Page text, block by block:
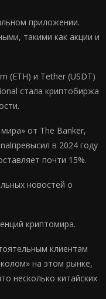
приложении.
такими как акции и
(ETH) и Tether (USDT)
стала криптобиржа
от The Banker,
в 2024 году
почти 15%.
новостей о
криптомира.
клиентам
на этом рынке,
несколько китайских